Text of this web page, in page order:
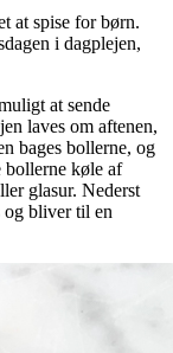
at spise for børn.
i dagplejen,
at sende
laves om aftenen,
bages bollerne, og
bollerne køle af
glasur. Nederst
og bliver til en